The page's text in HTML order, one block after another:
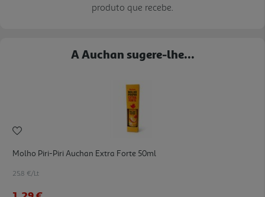
produto que recebe.
A Auchan sugere-lhe...
Molho Piri-Piri Auchan Extra Forte 50ml
25.8 €/Lt